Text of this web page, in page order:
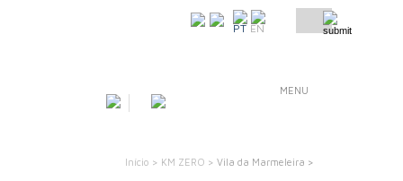
PT EN
MENU
Início > KM ZERO > Vila da Marmeleira >